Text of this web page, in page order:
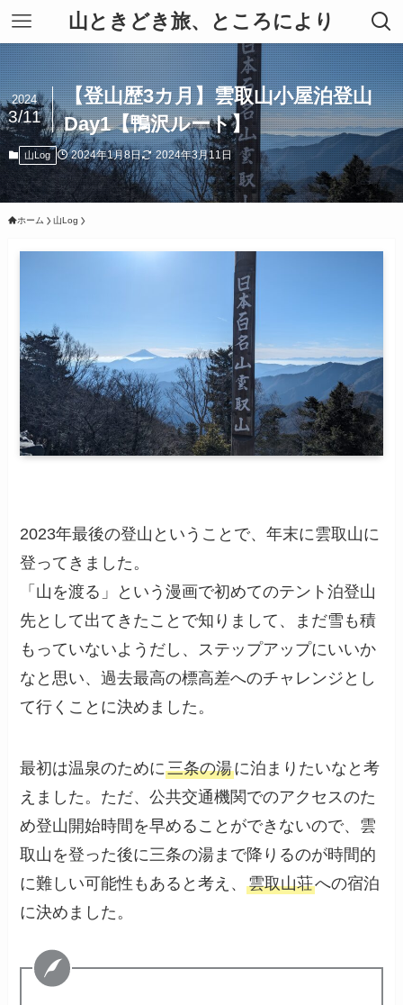
山ときどき旅、ところにより
【登山歴3カ月】雲取山小屋泊登山
Day1【鴨沢ルート】
2024
3/11
山Log 2024年1月8日 2024年3月11日
ホーム 山Log
2023年最後の登山ということで、年末に雲取山に
登ってきました。
「山を渡る」という漫画で初めてのテント泊登山
先として出てきたことで知りまして、まだ雪も積
もっていないようだし、ステップアップにいいか
なと思い、過去最高の標高差へのチャレンジとし
て行くことに決めました。
最初は温泉のために三条の湯に泊まりたいなと考
えました。ただ、公共交通機関でのアクセスのた
め登山開始時間を早めることができないので、雲
取山を登った後に三条の湯まで降りるのが時間的
に難しい可能性もあると考え、雲取山荘への宿泊
に決めました。